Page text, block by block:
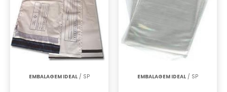
EMBALAGEM IDEAL / SP EMBALAGEM IDEAL / SP